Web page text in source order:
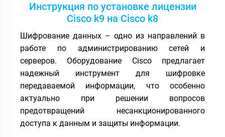
Инструкция по установке лицензии
Cisco k9 на Cisco k8
Шифрование данных – одно из направлений в
работе по администрированию сетей и
серверов. Оборудование Cisco предлагает
надежный инструмент для шифровке
передаваемой информации, что особенно
актуально при решении вопросов
предотвращений несанкционированного
доступа к данным и защиты информации.